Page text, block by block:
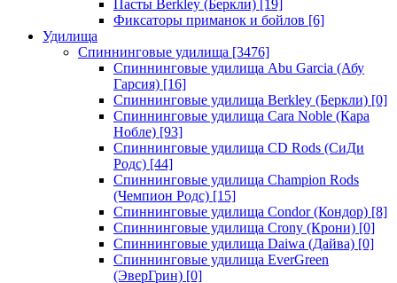
Пасты Berkley (Беркли) [19]
Фиксаторы приманок и бойлов [6]
Удилища
Спиннинговые удилища [3476]
Спиннинговые удилища Abu Garcia (Абу
Гарсия) [16]
Спиннинговые удилища Berkley (Беркли) [0]
Спиннинговые удилища Cara Noble (Кара
Нобле) [93]
Спиннинговые удилища CD Rods (СиДи
Родс) [44]
Спиннинговые удилища Champion Rods
(Чемпион Родс) [15]
Спиннинговые удилища Condor (Кондор) [8]
Спиннинговые удилища Crony (Крони) [0]
Спиннинговые удилища Daiwa (Дайва) [0]
Спиннинговые удилища EverGreen
(ЭверГрин) [0]